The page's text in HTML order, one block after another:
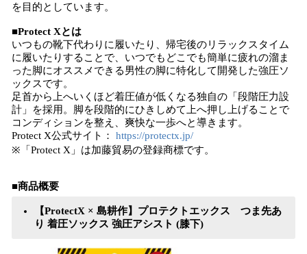
を目的としています。
■Protect Xとは
いつもの靴下代わりに履いたり、帰宅後のリラックスタイム
に履いたりすることで、いつでもどこでも簡単に疲れの溜ま
った脚にオススメできる男性の脚に特化して開発した強圧ソ
ックスです。
足首から上へいくほど着圧値が低くなる独自の「段階圧力設
計」を採用。脚を段階的にひきしめて上へ押し上げることで
コンディションを整え、爽快な一歩へと導きます。
Protect X公式サイト： https://protectx.jp/
※「Protect X」は加藤貿易の登録商標です。
■商品概要
【ProtectX × 島耕作】プロテクトエックス
つま先あ
り 着圧ソックス 強圧アシスト (膝下)